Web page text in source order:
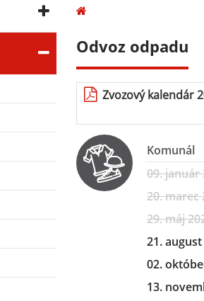
Odvoz odpadu
Zvozový kalendár
Komunál
09. január
20. marec
29. máj
21.
02.
13.